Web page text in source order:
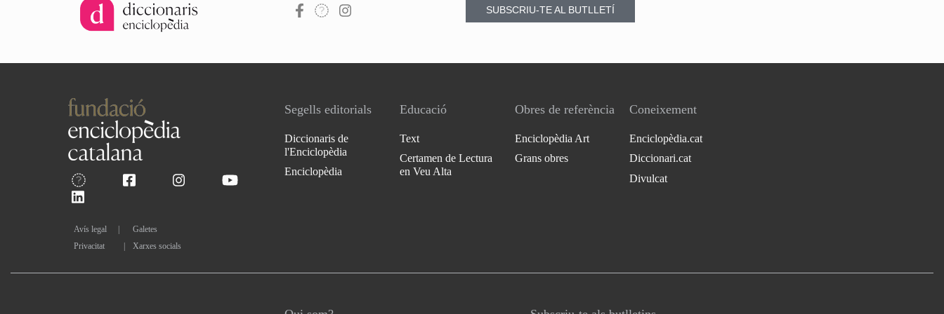
SUBSCRIU-TE AL BUTLLETÍ
Avís legal
Galetes
Privacitat
| Xarxes socials
Segells editorials
Diccionaris de
l'Enciclopèdia
Enciclopèdia
Educació
Text
Certamen de Lectura
en Veu Alta
Obres de referència
Enciclopèdia Art
Grans obres
Coneixement
Enciclopèdia.cat
Diccionari.cat
Divulcat